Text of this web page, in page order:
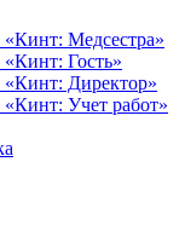
Медсестра»
Гость»
Директор»
Учет работ»